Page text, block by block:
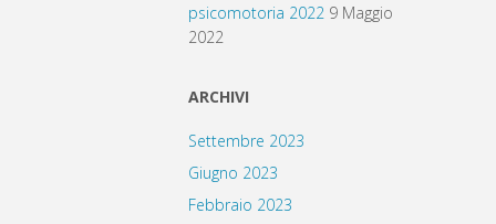
psicomotoria 2022 9 Maggio
2022
ARCHIVI
Settembre 2023
Giugno 2023
Febbraio 2023